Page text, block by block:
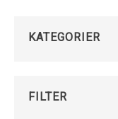
KATEGORIER
FILTER